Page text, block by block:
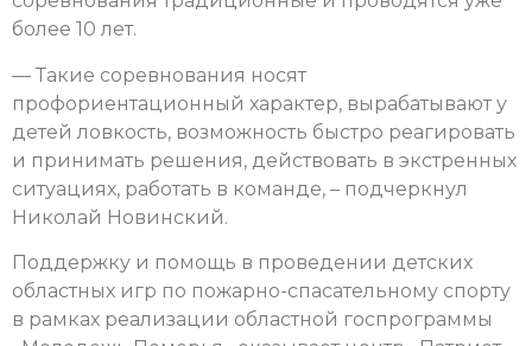
более 10 лет.
— Такие соревнования носят
профориентационный характер, вырабатывают у
детей ловкость, возможность быстро реагировать
и принимать решения, действовать в экстренных
ситуациях, работать в команде, – подчеркнул
Николай Новинский.
Поддержку и помощь в проведении детских
областных игр по пожарно-спасательному спорту
в рамках реализации областной госпрограммы